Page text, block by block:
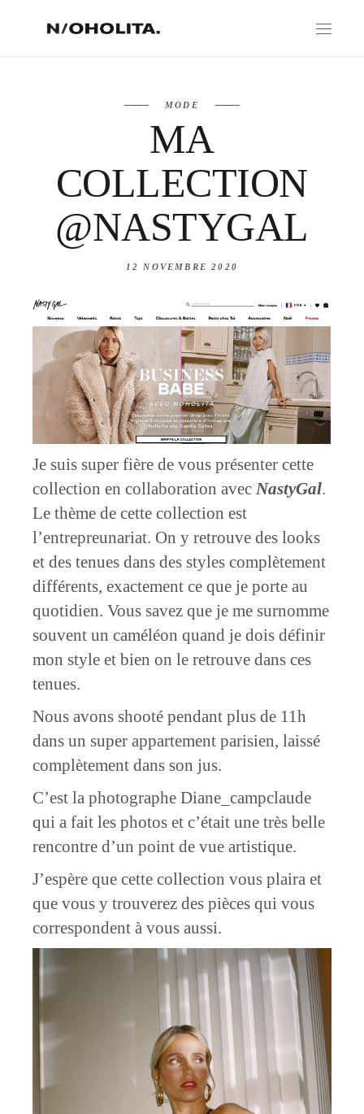
MODE
MA
COLLECTION
@NASTYGAL
12 NOVEMBRE 2020
Je suis super fière de vous présenter cette
collection en collaboration avecNastyGal.
Le thème de cette collection est
l’entrepreunariat. On y retrouve des looks
et des tenues dans des styles complètement
différents, exactement ce que je porte au
quotidien. Vous savez que je me surnomme
souvent un caméléon quand je dois définir
mon style et bien on le retrouve dans ces
tenues.
Nous avons shooté pendant plus de 11h
dans un super appartement parisien, laissé
complètement dans son jus.
C’est la photographe Diane_campclaude
qui a fait les photos et c’était une très belle
rencontre d’un point de vue artistique.
J’espère que cette collection vous plaira et
que vous y trouverez des pièces qui vous
correspondent à vous aussi.